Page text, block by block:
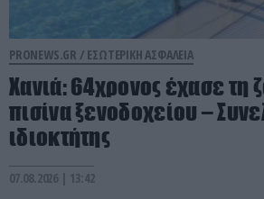
PRONEWS.GR / ΕΣΩΤΕΡΙΚΗ ΑΣΦΑΛΕΙΑ
Χανιά: 64χρονος έχασε τη
πισίνα ξενοδοχείου –
ιδιοκτήτης
07.08.2026 | 13:42